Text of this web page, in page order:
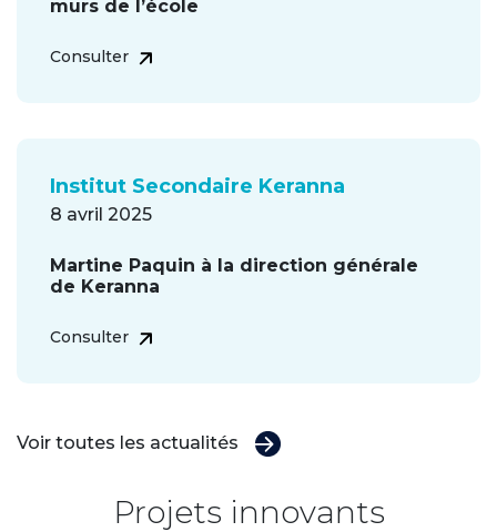
Voir toutes les actualités
murs de l’école
Consulter
Institut Secondaire Keranna
8 avril 2025
Martine Paquin à la direction générale
de Keranna
Consulter
Projets innovants